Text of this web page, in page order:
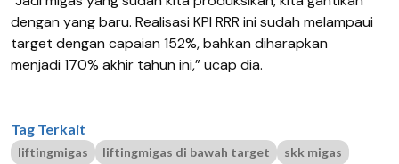
dengan yang baru. Realisasi KPI RRR ini sudah melampaui
target dengan capaian 152%, bahkan diharapkan
menjadi 170% akhir tahun ini,” ucap dia.
Tag Terkait
liftingmigas liftingmigas di bawah target skk migas